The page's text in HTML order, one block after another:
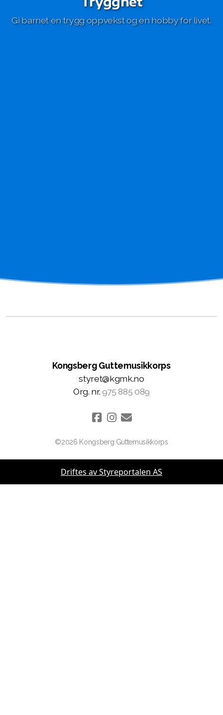
Gi barnet en trygg oppvekst og en hobby for livet.
Kongsberg Guttemusikkorps
styret@kgmk.no
Org. nr. 975 885 089
©2026 Kongsberg Guttemusikkorps
Driftes av Styreportalen AS